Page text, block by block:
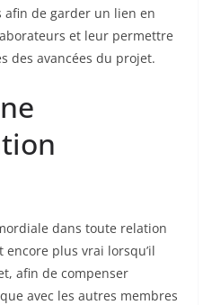
afin de garder un lien en
et leur permettre
des avancées du projet.
dans toute relation
plus vrai lorsqu’il
afin de compenser
avec les autres membres